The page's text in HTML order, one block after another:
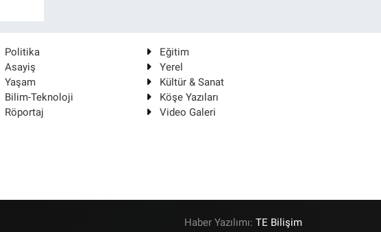
Politika
Eğitim
Asayiş
Yerel
Yaşam
Kültür & Sanat
Bilim-Teknoloji
Köşe Yazıları
Röportaj
Video Galeri
Haber Yazılımı:TE Bilişim